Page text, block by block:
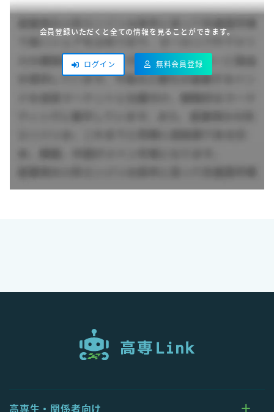
や現場作業等を学んでいただきます）
握、管理
「工程管理」： 作業工程・人員・重機の手配等の管理
「品質管理」： 資材の強度などを管理する
「安全管理」： 安全に工事を完成させるための管理
野でプロフェッショナルを目指せます。
じめとした各種資格取得にも積極的に取り組んでおります。
会員登録いただくと全ての情報を見ることができます。
ログイン 無料会員登録
高専生・関係者向け